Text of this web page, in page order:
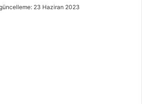
23 Haziran 2023